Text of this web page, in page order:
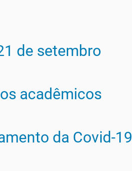
de setembro
acadêmicos
da Covid-19